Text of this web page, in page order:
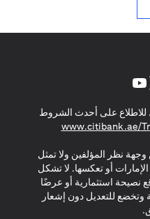
على أحدث الشروط
www.citibank.ae/
in a new tab
وجهة نظر المؤلفين ولا تمثل
أو تعكسها. لا تشكل
نصيحة استثمارية أو عرضًا
وتخضع للتعديل دون إشعار